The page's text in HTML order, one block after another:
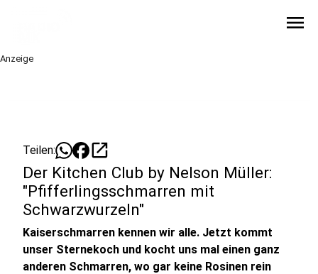
menu
Anzeige
Teilen: open_in_new
Der Kitchen Club by Nelson Müller:
"Pfifferlingsschmarren mit
Schwarzwurzeln"
Kaiserschmarren kennen wir alle. Jetzt kommt
unser Sternekoch und kocht uns mal einen ganz
anderen Schmarren, wo gar keine Rosinen rein